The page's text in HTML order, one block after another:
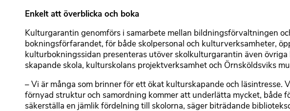
Enkelt att överblicka och boka
Kulturgarantin genomförs i samarbete mellan bildningsförvaltningen
bokningsförfarandet, för både skolpersonal och kulturverksamheter,
kulturbokningssidan presenteras utöver skolkulturgarantin även
skapande skola, kulturskolans projektverksamhet och Örnsköldsviks
– Vi är många som brinner för ett ökat kulturskapande och läsintresse.
förnyad struktur och samordning kommer att underlätta mycket, både
säkerställa en jämlik fördelning till skolorna, säger biträdande